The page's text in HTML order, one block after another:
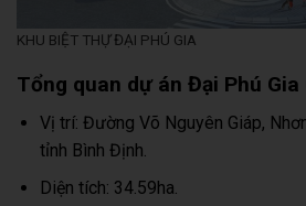
KHU BIỆT THỰ ĐẠI PHÚ GIA
Tổng quan dự án Đại Phú Gia
Vị trí: Đường Võ Nguyên Giáp,
tỉnh Bình Định.
Diện tích: 34.59ha.